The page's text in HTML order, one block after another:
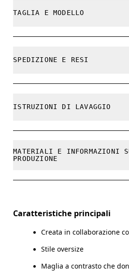
TAGLIA E MODELLO
SPEDIZIONE E RESI
Reso gratuito esteso a 30 giorni
cambiati, ma puoi farne il reso
rimborso
ISTRUZIONI DI LAVAGGIO
Non lavare a secco.
Non stirare.
Asciugare il capo steso su una
MATERIALI E INFORMAZIONI
PRODUZIONE
Fabric: Cotton 55%, Polyester
Caratteristiche principali
Creata in collaborazione
Stile oversize
Maglia a contrasto che